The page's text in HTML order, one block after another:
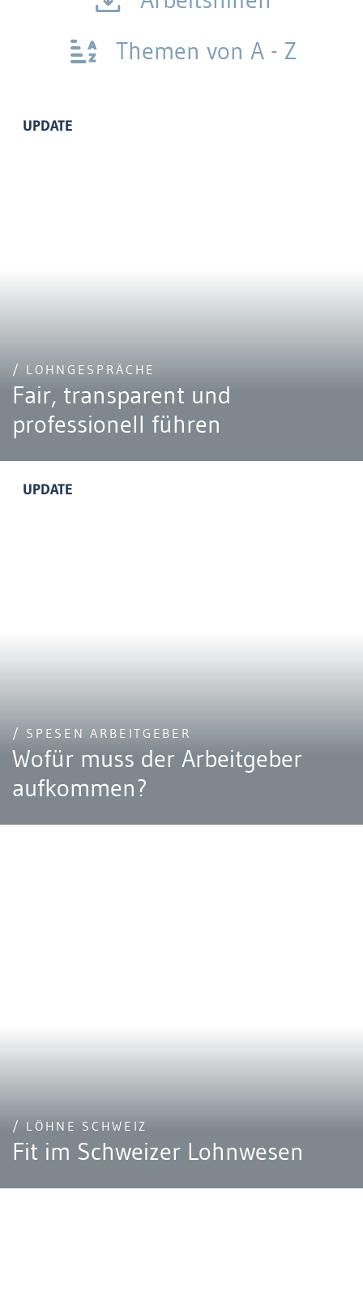
Themen von A - Z
UPDATE
/ LOHNGESPRÄCHE
Fair, transparent und
professionell führen
UPDATE
/ SPESEN ARBEITGEBER
Wofür muss der Arbeitgeber
aufkommen?
/ LÖHNE SCHWEIZ
Fit im Schweizer Lohnwesen